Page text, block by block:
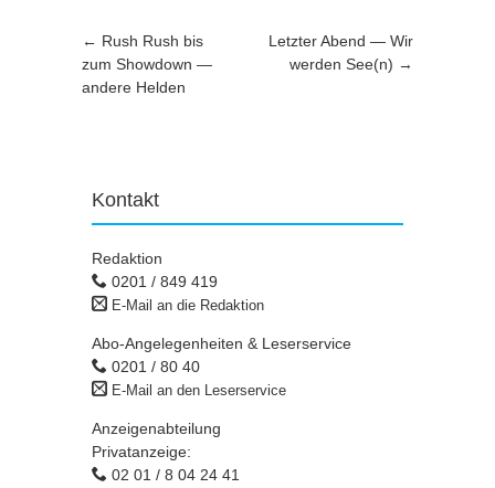
Artikel-Navigation
← Rush Rush bis
zum Showdown —
andere Helden
Letzter Abend — Wir
werden See(n) →
Kontakt
Redaktion
0201 / 849 419
E-Mail an die Redaktion
Abo-Angelegenheiten & Leserservice
0201 / 80 40
E-Mail an den Leserservice
Anzeigenabteilung
Privatanzeige:
02 01 / 8 04 24 41